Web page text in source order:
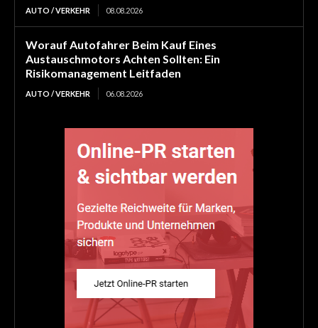
AUTO / VERKEHR 08.08.2026
Worauf Autofahrer Beim Kauf Eines
Austauschmotors Achten Sollten: Ein
Risikomanagement Leitfaden
AUTO / VERKEHR 06.08.2026